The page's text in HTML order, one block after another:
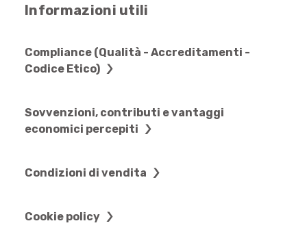
Informazioni utili
Compliance (Qualità - Accreditamenti -
Codice Etico)
Sovvenzioni, contributi e vantaggi
economici percepiti
Condizioni di vendita
Cookie policy